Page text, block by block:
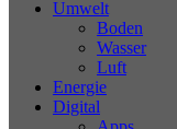
Umwelt
Boden
Wasser
Luft
Energie
Digital